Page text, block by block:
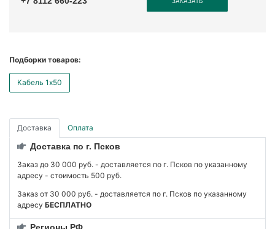
Подборки товаров:
Кабель 1x50
Доставка Оплата
Доставка по г. Псков
Заказ до 30 000 руб. - доставляется по г. Псков по указанному
адресу - стоимость 500 руб.
Заказ от 30 000 руб. - доставляется по г. Псков по указанному
адресу БЕСПЛАТНО
Регионы РФ